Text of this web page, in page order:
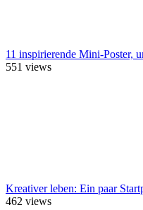
11 inspirierende Mini-Poster,
551 views
Kreativer leben: Ein paar
462 views